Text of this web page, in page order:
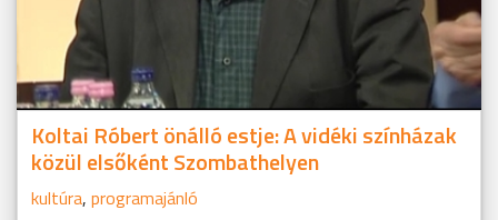
Koltai Róbert önálló estje: A vidéki színházak
közül elsőként Szombathelyen
kultúra, programajánló